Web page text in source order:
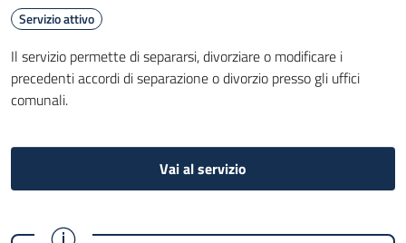
Servizio attivo
Il servizio permette di separarsi, divorziare o modificare i
precedenti accordi di separazione o divorzio presso gli uffici
comunali.
Vai al servizio